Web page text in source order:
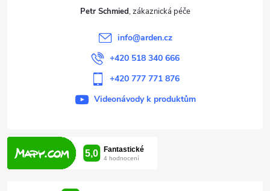
Petr Schmied
info@arden.cz
+420 518 340 666
+420 777 771 876
Videonávody k produktům